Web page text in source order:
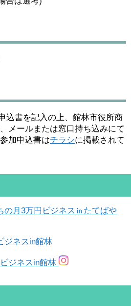
込書を記入の上、館林市役所商
メールまたは窓口持ち込みにて
加申込書はチラシに掲載されて
の月3万円ビジネス㏌たてばや
ジネスin館林
ジネスin館林